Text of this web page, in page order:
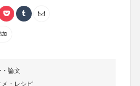
加
論文
・レシピ